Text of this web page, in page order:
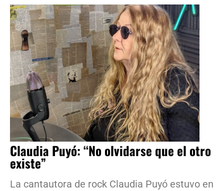
Claudia Puyó: “No olvidarse que el otro
existe”
La cantautora de rock Claudia Puyó estuvo en